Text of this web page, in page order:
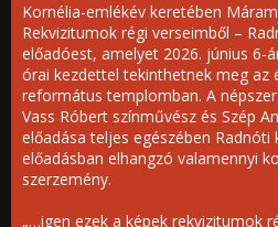
Kornélia-emlékév keretében
Rekvizitumok régi verseimből –
előadóest, amelyet 2026. június 6-
órai kezdettel tekinthetnek meg az
református templomban. A
Vass Róbert színművész és Szép
előadása teljes egészében
előadásban elhangzó valamennyi
szerzemény.
„…igen ezek a képek rekvizitumok